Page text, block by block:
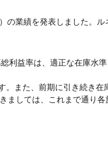
の業績を発表しました。
利益率は、適正な在庫水
また、前期に引き続き在
しては、これまで通り